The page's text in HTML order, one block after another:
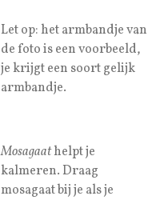
Let op: het armbandje van
de foto is een voorbeeld,
je krijgt een soort gelijk
armbandje.
Mosagaathelpt je
kalmeren. Draag
mosagaat bij je als je